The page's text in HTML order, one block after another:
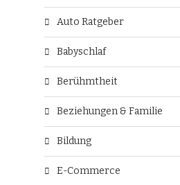
Auto Ratgeber
Babyschlaf
Berühmtheit
Beziehungen & Familie
Bildung
E-Commerce